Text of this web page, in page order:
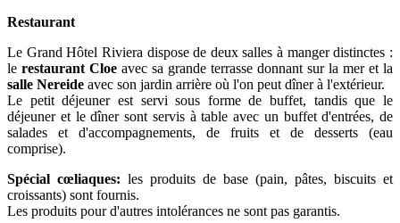
Restaurant
Le Grand Hôtel Riviera dispose de deux salles à manger distinctes :
le restaurant Cloe avec sa grande terrasse donnant sur la mer et la
salle Nereide avec son jardin arrière où l'on peut dîner à l'extérieur.
Le petit déjeuner est servi sous forme de buffet, tandis que le
déjeuner et le dîner sont servis à table avec un buffet d'entrées, de
salades et d'accompagnements, de fruits et de desserts (eau
comprise).
Spécial cœliaques: les produits de base (pain, pâtes, biscuits et
croissants) sont fournis.
Les produits pour d'autres intolérances ne sont pas garantis.